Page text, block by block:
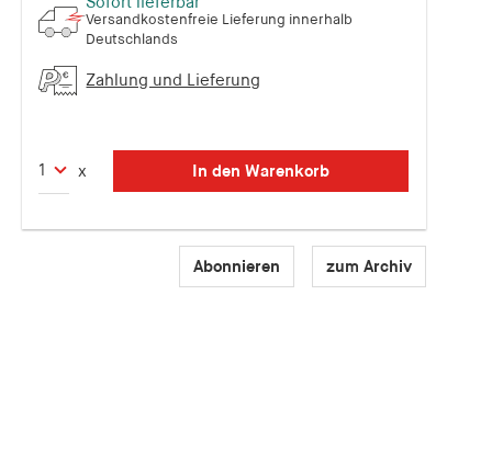
Versandkostenfreie Lieferung innerhalb
Deutschlands
Zahlung und Lieferung
x In den Warenkorb
Abonnieren zum Archiv